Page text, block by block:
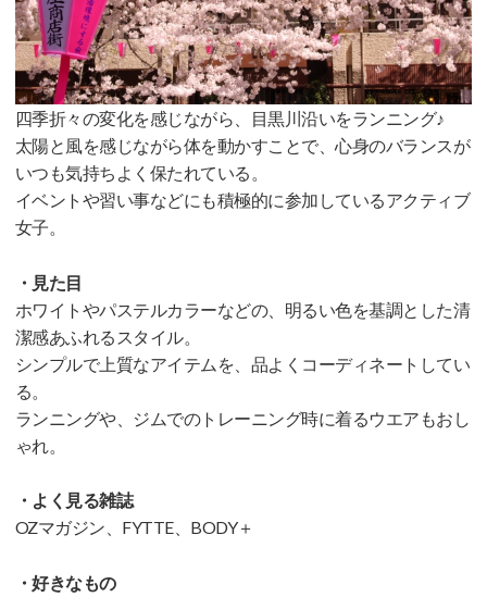
四季折々の変化を感じながら、目黒川沿いをランニング♪
太陽と風を感じながら体を動かすことで、心身のバランスが
いつも気持ちよく保たれている。
イベントや習い事などにも積極的に参加しているアクティブ
女子。
・見た目
ホワイトやパステルカラーなどの、明るい色を基調とした清
潔感あふれるスタイル。
シンプルで上質なアイテムを、品よくコーディネートしてい
る。
ランニングや、ジムでのトレーニング時に着るウエアもおし
ゃれ。
・よく見る雑誌
OZマガジン、FYTTE、BODY＋
・好きなもの